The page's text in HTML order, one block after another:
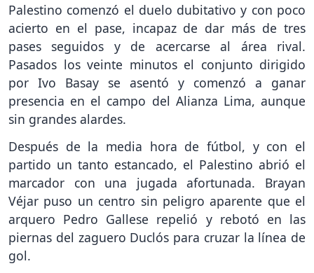
Palestino comenzó el duelo dubitativo y con poco
acierto en el pase, incapaz de dar más de tres
pases seguidos y de acercarse al área rival.
Pasados los veinte minutos el conjunto dirigido
por Ivo Basay se asentó y comenzó a ganar
presencia en el campo del Alianza Lima, aunque
sin grandes alardes.
Después de la media hora de fútbol, y con el
partido un tanto estancado, el Palestino abrió el
marcador con una jugada afortunada. Brayan
Véjar puso un centro sin peligro aparente que el
arquero Pedro Gallese repelió y rebotó en las
piernas del zaguero Duclós para cruzar la línea de
gol.